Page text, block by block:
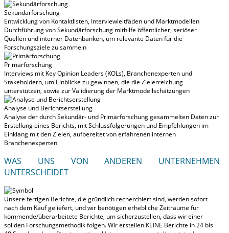
Sekundärforschung
Entwicklung von Kontaktlisten, Interviewleitfäden und Marktmodellen
Durchführung von Sekundärforschung mithilfe öffentlicher, seriöser
Quellen und interner Datenbanken, um relevante Daten für die
Forschungsziele zu sammeln
Primärforschung
Interviews mit Key Opinion Leaders (KOLs), Branchenexperten und
Stakeholdern, um Einblicke zu gewinnen, die die Zielerreichung
unterstützen, sowie zur Validierung der Marktmodellschätzungen
Analyse und Berichtserstellung
Analyse der durch Sekundär- und Primärforschung gesammelten Daten zur
Erstellung eines Berichts, mit Schlussfolgerungen und Empfehlungen im
Einklang mit den Zielen, aufbereitet von erfahrenen internen
Branchenexperten
WAS UNS VON ANDEREN UNTERNEHMEN
UNTERSCHEIDET
Unsere fertigen Berichte, die gründlich recherchiert sind, werdensofort
nach dem Kauf geliefert, und wir benötigen erhebliche Zeiträume für
kommende/überarbeitete Berichte, um sicherzustellen, dass wir einer
soliden Forschungsmethodik folgen.Wir erstellen KEINE Berichte in 24 bis